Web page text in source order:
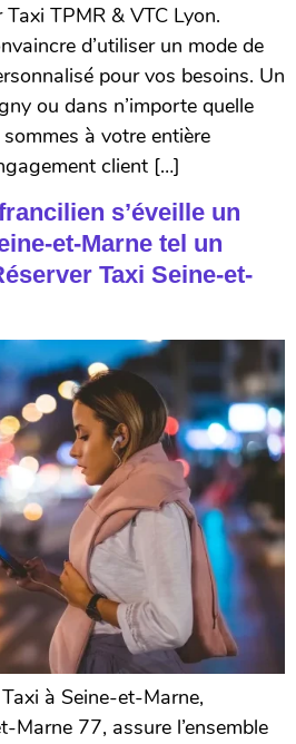
TPMR & VTC Lyon.
d’utiliser un mode de
pour vos besoins. Un
ou dans n’importe quelle
à votre entière
client […]
s’éveille un
et-Marne tel un
Taxi Seine-et-
à Seine-et-Marne,
Marne 77, assure l’ensemble